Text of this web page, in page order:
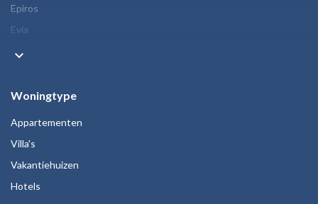
Epiros
Evia
keyboard_arrow_down
Woningtype
Appartementen
Villa's
Vakantiehuizen
Hotels